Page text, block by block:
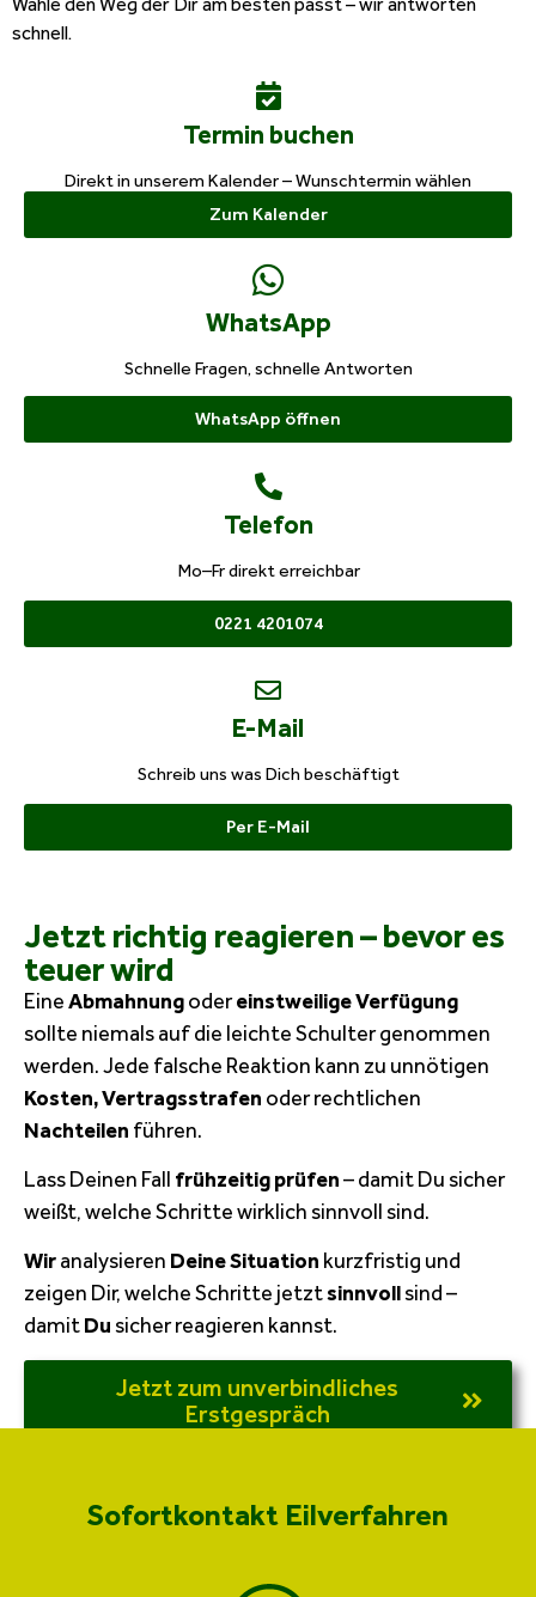
schnell.
Termin buchen
Direkt in unserem Kalender – Wunschtermin wählen
Zum Kalender
WhatsApp
Schnelle Fragen, schnelle Antworten
WhatsApp öffnen
Telefon
Mo–Fr direkt erreichbar
0221 4201074
E-Mail
Schreib uns was Dich beschäftigt
Per E-Mail
Jetzt richtig reagieren – bevor es
teuer wird
EineAbmahnungodereinstweilige Verfügung
sollte niemals auf die leichte Schulter genommen
werden. Jede falsche Reaktion kann zu unnötigen
Kosten, Vertragsstrafen oder rechtlichen
Nachteilen führen.
Lass Deinen Fall frühzeitig prüfen– damit Du sicher
weißt, welche Schritte wirklich sinnvoll sind.
Wiranalysieren Deine Situation kurzfristig und
zeigen Dir, welche Schritte jetztsinnvollsind –
damitDusicher reagieren kannst.
Jetzt zum unverbindliches
Erstgespräch
Sofortkontakt Eilverfahren